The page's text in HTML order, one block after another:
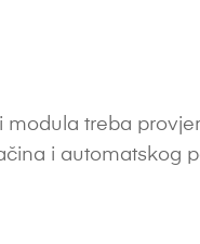
treba
i automatskog